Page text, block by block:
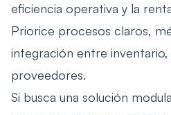
eficiencia operativa y la
Priorice procesos claros,
integración entre
proveedores.
Si busca una solución